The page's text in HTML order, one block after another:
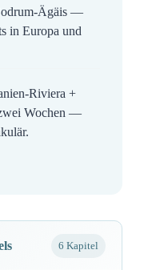
Ägäis —
in Europa und
Riviera +
Wochen —
6 Kapitel